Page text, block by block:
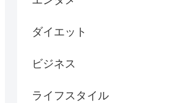
ダイエット
ビジネス
ライフスタイル